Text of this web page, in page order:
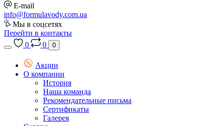
E-mail
info@formulavody.com.ua
Мы в соцсетях
Перейти в контакты
0
0 0
Акции
О компании
История
Наша команда
Рекомендательные письма
Сертификаты
Галерея